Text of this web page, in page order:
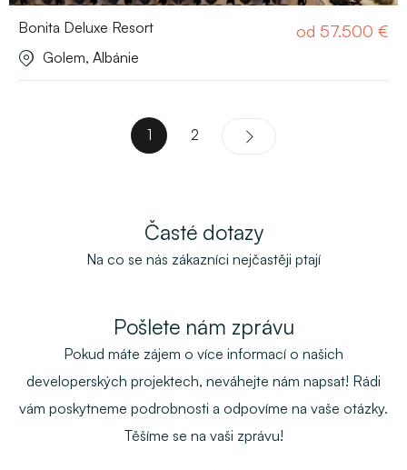
Bonita Deluxe Resort od 57.500 €
Golem, Albánie
1 2
Časté dotazy
Na co se nás zákazníci nejčastěji ptají
Pošlete nám zprávu
Pokud máte zájem o více informací o našich
developerských projektech, neváhejte nám napsat! Rádi
vám poskytneme podrobnosti a odpovíme na vaše otázky.
Těšíme se na vaši zprávu!